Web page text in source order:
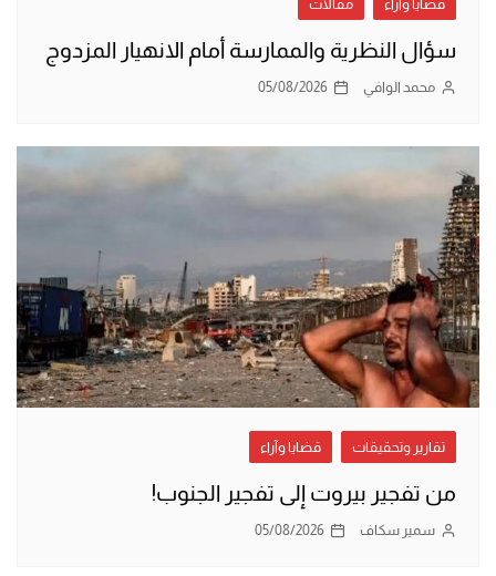
قضايا وآراء مقالات
سؤال النظرية والممارسة أمام الانهيار المزدوج
محمد الوافي 05/08/2026
تقارير وتحقيقات قضايا وآراء
من تفجير بيروت إلى تفجير الجنوب!
سمير سكاف 05/08/2026